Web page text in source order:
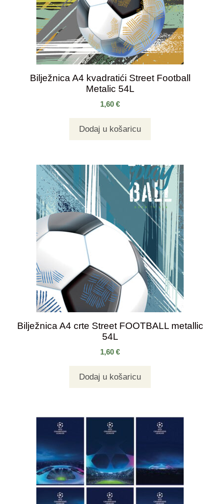
Bilježnica A4 kvadratići Street Football
Metalic 54L
1,60 €
Dodaj u košaricu
Bilježnica A4 crte Street FOOTBALL metallic
54L
1,60 €
Dodaj u košaricu